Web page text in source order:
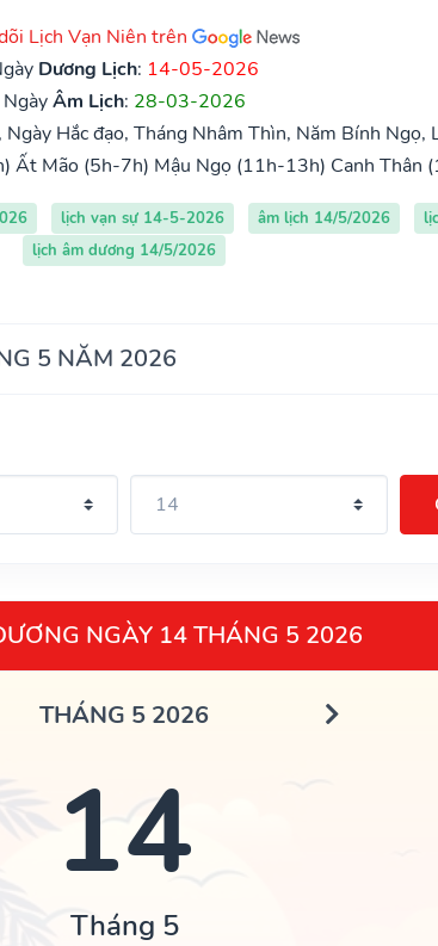
Lịch Vạn Niên trên
Dương Lịch: 14-05-2026
NgàyÂm Lịch: 28-03-2026
Hắc đạo, Tháng Nhâm Thìn, Năm Bính Ngọ,
Ất Mão (5h-7h) Mậu Ngọ (11h-13h) Canh Thân
lịch vạn sự 14-5-2026 âm lịch 14/5/2026
lịch âm dương 14/5/2026
5 NĂM 2026
NGÀY 14 THÁNG 5 2026
THÁNG 5 2026
14
Tháng 5